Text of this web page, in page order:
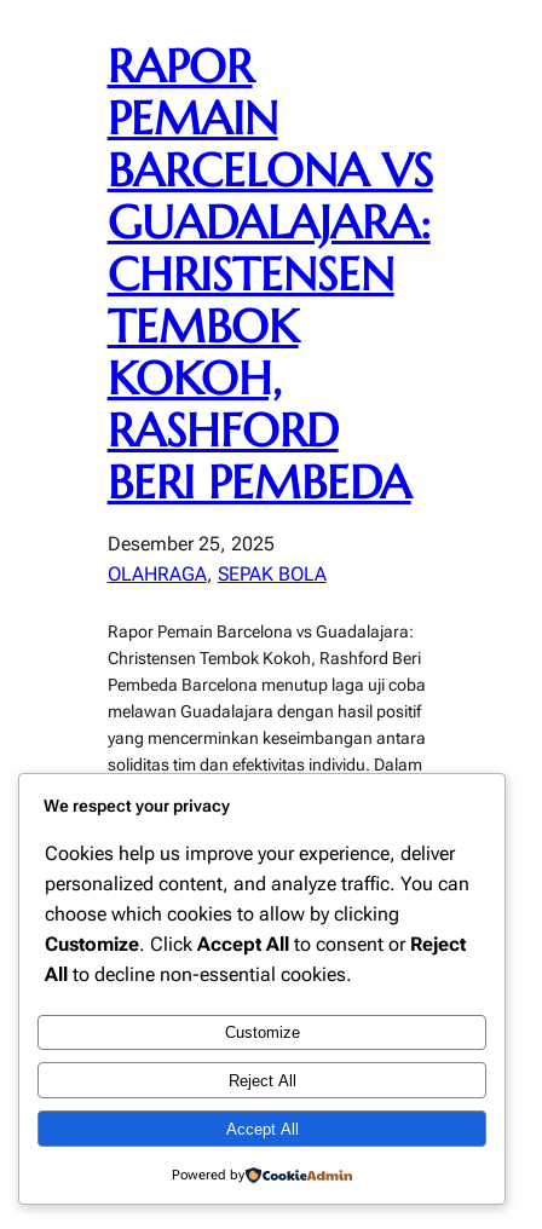
RAPOR
PEMAIN
BARCELONA VS
GUADALAJARA:
CHRISTENSEN
TEMBOK
KOKOH,
RASHFORD
BERI PEMBEDA
Desember 25, 2025
OLAHRAGA, SEPAK BOLA
Rapor Pemain Barcelona vs Guadalajara:
Christensen Tembok Kokoh, Rashford Beri
Pembeda Barcelona menutup laga uji coba
melawan Guadalajara dengan hasil positif
yang mencerminkan keseimbangan antara
soliditas tim dan efektivitas individu. Dalam
tempo cukup tinggi tersebut, Blaugrana
menunjukkan dominasi penguasaan bola
sekaligus ketenangan dalam bertahan. Dua
nama paling menonjol adalah Andreas
Christensen…
Instagram
Facebook
X
Website Berita Olahraga Update | PPN
We respect your privacy
Cookies help us improve your experience, deliver
personalized content, and analyze traffic. You can
choose which cookies to allow by clicking
Customize. Click Accept All to consent or Reject
All to decline non-essential cookies.
Customize
Reject All
Accept All
Powered by